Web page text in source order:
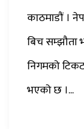
काठमाडौं ।
बिच
निगमको
भएको छ ।...